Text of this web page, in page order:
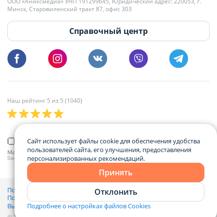
Мы принимаем звонки и отвечаем на письма в будние дни с 9:00 до
18:00.
vg@domovita.by
Пишите и звоните нам в будние дни с 8:00 до 20:00.
Минск, Старовиленский тракт 87, офис 303
Справочный центр
Наш рейтинг 5 из 5 (1040)
Политика конфиденциальности,
Политика обработки файлов cookieи
Выбор настроек Cookie
Сайт использует файлы cookie для обеспечения удобства
пользователей сайта, его улучшения, предоставления
персонализированных рекомендаций.
Принять
Отклонить
Подробнее о настройках файлов Cookies